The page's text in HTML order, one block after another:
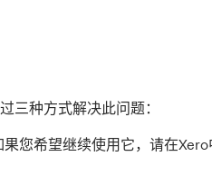
三种方式解决此问题：
果您希望继续使用它，请在